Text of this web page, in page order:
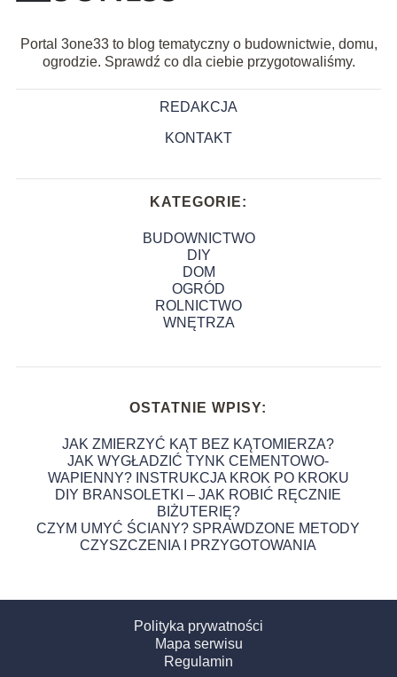
Portal 3one33 to blog tematyczny o budownictwie, domu,
ogrodzie. Sprawdź co dla ciebie przygotowaliśmy.
REDAKCJA
KONTAKT
KATEGORIE:
BUDOWNICTWO
DIY
DOM
OGRÓD
ROLNICTWO
WNĘTRZA
OSTATNIE WPISY:
JAK ZMIERZYĆ KĄT BEZ KĄTOMIERZA?
JAK WYGŁADZIĆ TYNK CEMENTOWO-
WAPIENNY? INSTRUKCJA KROK PO KROKU
DIY BRANSOLETKI – JAK ROBIĆ RĘCZNIE
BIŻUTERIĘ?
CZYM UMYĆ ŚCIANY? SPRAWDZONE METODY
CZYSZCZENIA I PRZYGOTOWANIA
Polityka prywatności
Mapa serwisu
Regulamin